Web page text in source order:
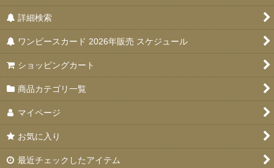
詳細検索
ワンピースカード 2026年販売 スケジュール
ショッピングカート
商品カテゴリ一覧
マイページ
お気に入り
最近チェックしたアイテム